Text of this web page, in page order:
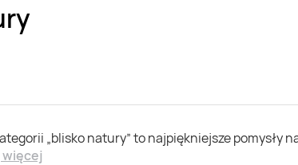
„blisko natury” to najpiękniejsze pomysły